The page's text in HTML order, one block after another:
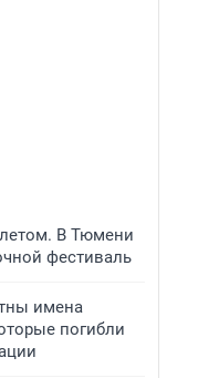
В Тюмени
фестиваль
имена
погибли